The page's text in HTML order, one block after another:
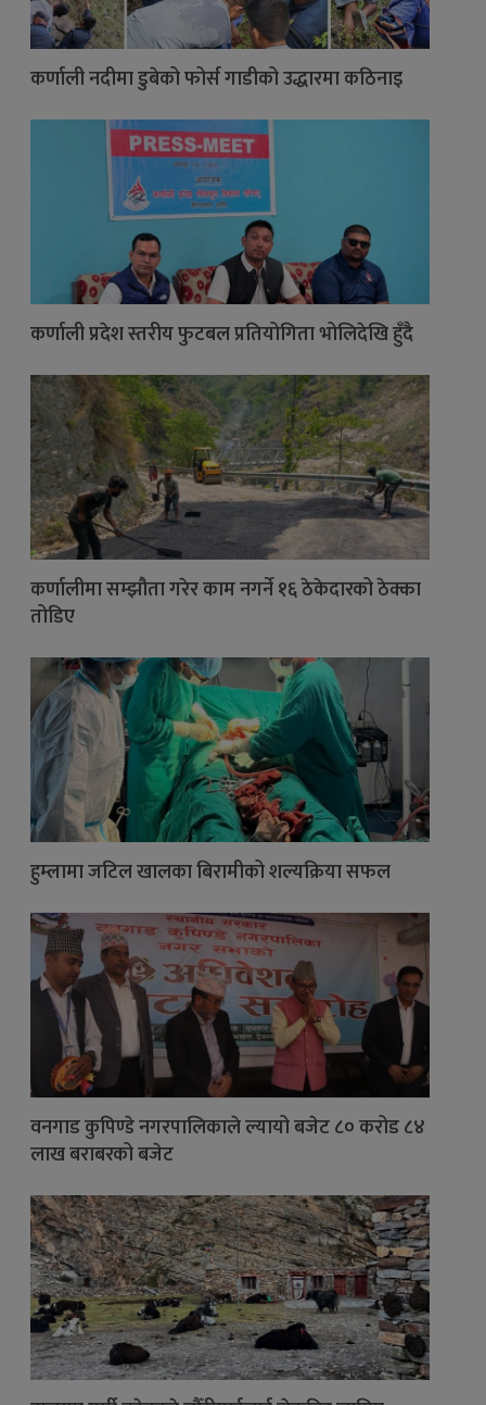
कर्णाली नदीमा डुबेको फोर्स गाडीको उद्धारमा कठिनाइ
कर्णाली प्रदेश स्तरीय फुटबल प्रतियोगिता भोलिदेखि हुँदै
कर्णालीमा सम्झौता गरेर काम नगर्ने १६ ठेकेदारको ठेक्का
तोडिए
हुम्लामा जटिल खालका बिरामीको शल्यक्रिया सफल
वनगाड कुपिण्डे नगरपालिकाले ल्यायो बजेट ८० करोड ८४
लाख बराबरको बजेट